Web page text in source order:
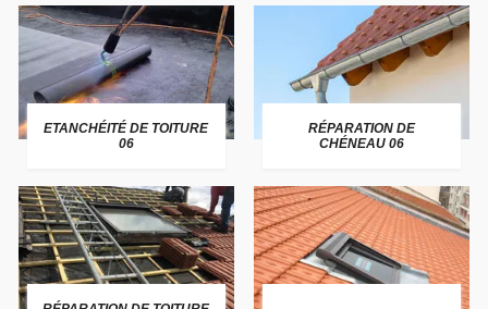
ETANCHÉITÉ DE TOITURE
06
RÉPARATION DE
CHÉNEAU 06